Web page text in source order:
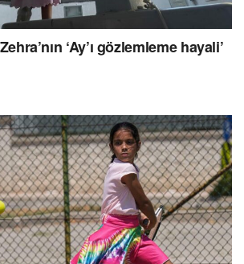
‘Ay’ı gözlemleme hayali’